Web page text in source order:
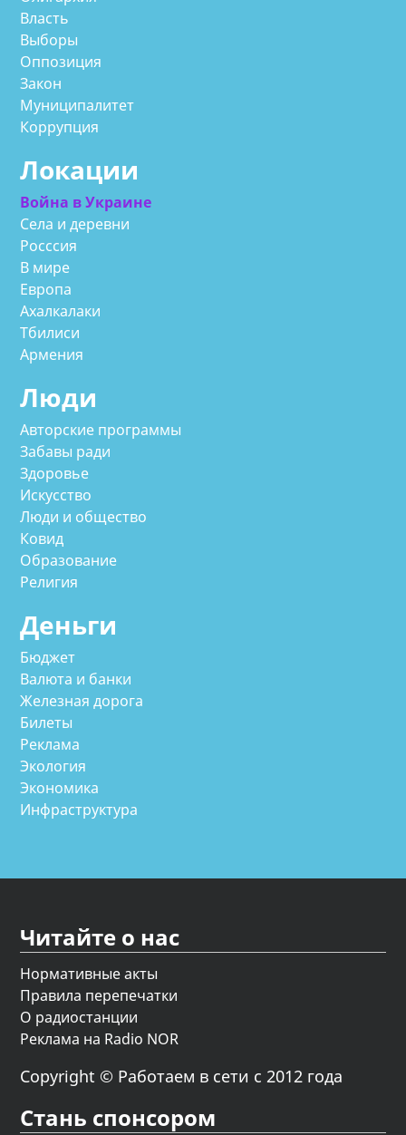
Власть
Выборы
Оппозиция
Закон
Муниципалитет
Коррупция
Локации
Война в Украине
Села и деревни
Росссия
В мире
Европа
Ахалкалаки
Тбилиси
Армения
Люди
Авторские программы
Забавы ради
Здоровье
Искусство
Люди и общество
Ковид
Образование
Религия
Деньги
Бюджет
Валюта и банки
Железная дорога
Билеты
Реклама
Экология
Экономика
Инфраструктура
Читайте о нас
Нормативные акты
Правила перепечатки
О радиостанции
Реклама на Radio NOR
Copyright © Работаем в сети с 2012 года
Стань спонсором